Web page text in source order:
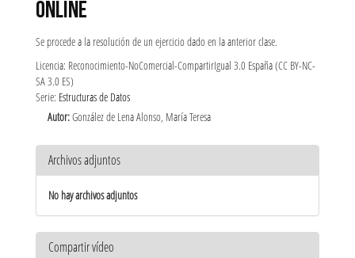
ONLINE
Se procede a la resolución de un ejercicio dado en la anterior clase.
Licencia: Reconocimiento-NoComercial-CompartirIgual 3.0 España (CC BY-NC-
SA 3.0 ES)
Serie: Estructuras de Datos
Autor:González de Lena Alonso, María Teresa
Archivos adjuntos
No hay archivos adjuntos
Compartir vídeo